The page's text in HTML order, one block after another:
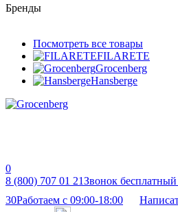
Бренды
Посмотреть все товары
FILARETE
Grocenberg
Hansberge
0
8 (800) 707 01 21Звонок
30Работаем с 09:00-18:00